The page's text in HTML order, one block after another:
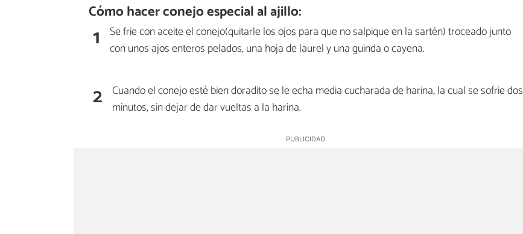
Cómo hacer conejo especial al ajillo:
1 Se frie con aceite el conejo(quitarle los ojos para que no salpique en la sartén) troceado junto
con unos ajos enteros pelados, una hoja de laurel y una guinda o cayena.
2 Cuando el conejo esté bien doradito se le echa media cucharada de harina, la cual se sofrie dos
minutos, sin dejar de dar vueltas a la harina.